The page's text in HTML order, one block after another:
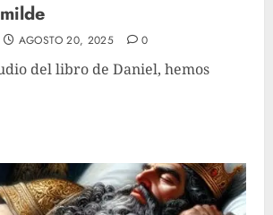
AGOSTO 20, 2025 0
del libro de Daniel, hemos